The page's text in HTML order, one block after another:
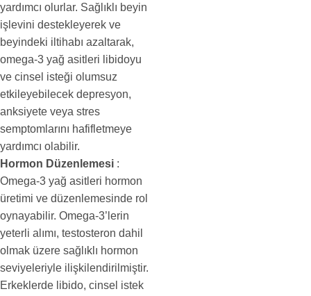
yardımcı olurlar. Sağlıklı beyin
işlevini destekleyerek ve
beyindeki iltihabı azaltarak,
omega-3 yağ asitleri libidoyu
ve cinsel isteği olumsuz
etkileyebilecek depresyon,
anksiyete veya stres
semptomlarını hafifletmeye
yardımcı olabilir.
Hormon Düzenlemesi :
Omega-3 yağ asitleri hormon
üretimi ve düzenlemesinde rol
oynayabilir. Omega-3’lerin
yeterli alımı, testosteron dahil
olmak üzere sağlıklı hormon
seviyeleriyle ilişkilendirilmiştir.
Erkeklerde libido, cinsel istek